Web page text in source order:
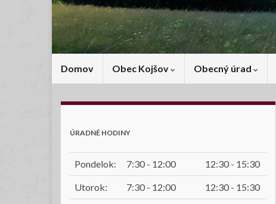
Domov Obec Kojšov Obecný úrad
ÚRADNÉ HODINY
Pondelok: 7:30 - 12:00 12:30 - 15:30
Utorok: 7:30 - 12:00 12:30 - 15:30